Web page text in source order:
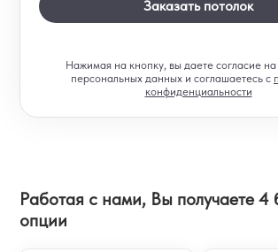
Заказать потолок
Нажимая на кнопку, вы даете согласие
персональных данных и соглашаетесь c
конфиденциальности
Работая с нами, Вы получаете 4
опции